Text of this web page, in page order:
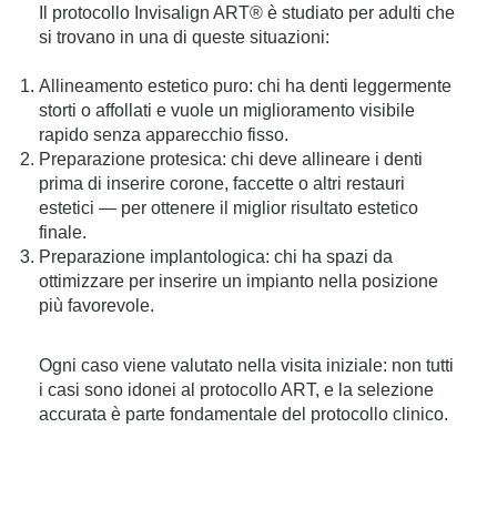
Il protocollo Invisalign ART® è studiato per adulti che
si trovano in una di queste situazioni:
Allineamento estetico puro: chi ha denti leggermente
storti o affollati e vuole un miglioramento visibile
rapido senza apparecchio fisso.
Preparazione protesica: chi deve allineare i denti
prima di inserire corone, faccette o altri restauri
estetici — per ottenere il miglior risultato estetico
finale.
Preparazione implantologica: chi ha spazi da
ottimizzare per inserire un impianto nella posizione
più favorevole.
Ogni caso viene valutato nella visita iniziale: non tutti
i casi sono idonei al protocollo ART, e la selezione
accurata è parte fondamentale del protocollo clinico.